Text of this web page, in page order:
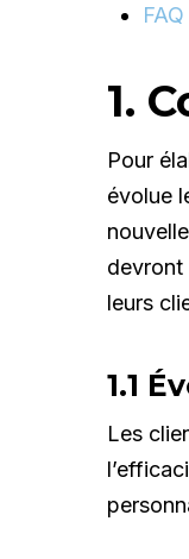
FAQ
1.
Pour
évolue
devront
leurs
1.1
Les